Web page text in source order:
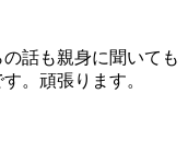
話も親身に聞いても
。頑張ります。